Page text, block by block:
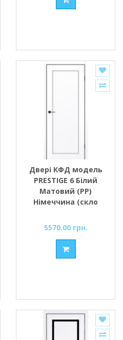
Двері КФД модель
PRESTIGE 6 Білий
Матовий (PP)
Німеччина (скло
чорне)
5570.00 грн.